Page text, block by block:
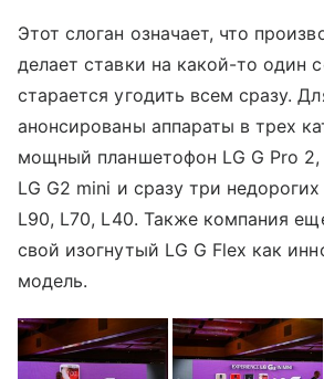
Этот слоган означает, что
делает ставки на какой-то один
старается угодить всем сразу.
анонсированы аппараты в трех
мощный планшетофон LG G Pro
LG G2 mini и сразу три
L90, L70, L40. Также компания
свой изогнутый LG G Flex как
модель.